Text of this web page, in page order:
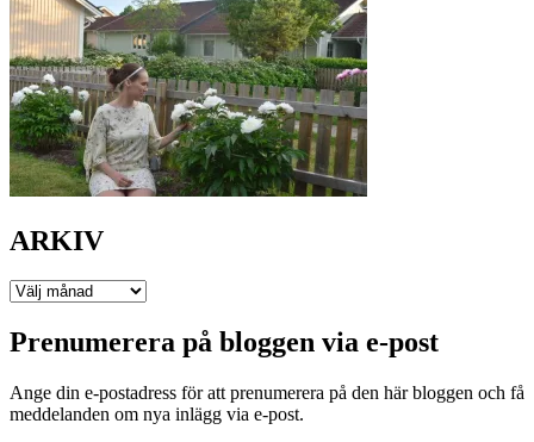
ARKIV
ARKIV
Prenumerera på bloggen via e-post
Ange din e-postadress för att prenumerera på den här bloggen och få
meddelanden om nya inlägg via e-post.